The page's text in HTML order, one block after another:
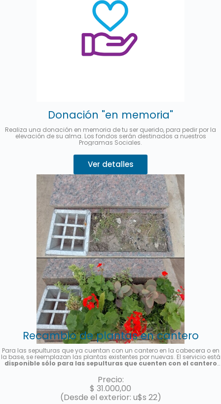
Donación "en memoria"
Realiza una donación en memoria de tu ser querido, para pedir por la
elevación de su alma. Los fondos serán destinados a nuestros
Programas Sociales.
Ver detalles
Recambio de plantas en cantero
Para las sepulturas que ya cuentan con un cantero en la cabecera o en
la base, se reemplazan las plantas existentes por nuevas. El servicio está
disponible sólo para las sepulturas que cuenten con el cantero
estación, la foto es meramente ilustrativa. Se enviará una foto del
servicio una vez finalizado.
Precio:
$ 31.000,00
(Desde el exterior: u$s 22)